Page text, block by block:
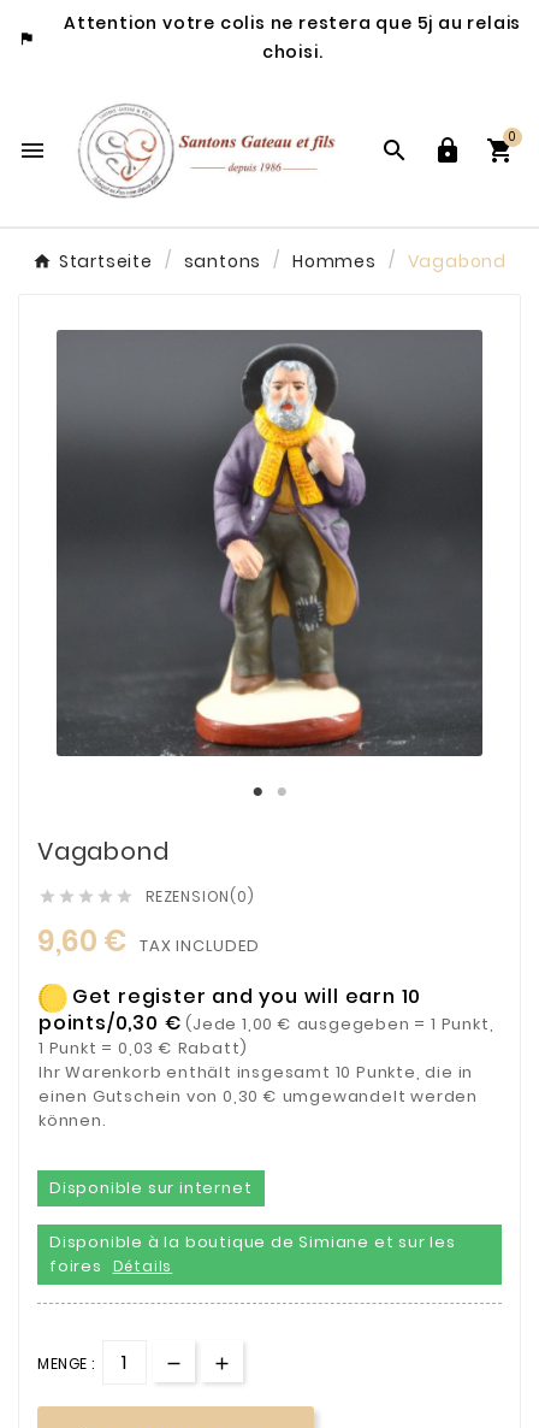

Attention votre colis ne restera que 5j au relais
choisi.
   
0
Startseite santons Hommes Vagabond
Vagabond
     REZENSION(0)
9,60 € TAX INCLUDED
Get register and you will earn 10
points/0,30 € (Jede 1,00 € ausgegeben = 1 Punkt,
1 Punkt = 0,03 € Rabatt)
Ihr Warenkorb enthält insgesamt 10 Punkte, die in
einen Gutschein von 0,30 € umgewandelt werden
können.
Disponible sur internet
Disponible à la boutique de Simiane et sur les
foires
Détails
MENGE :